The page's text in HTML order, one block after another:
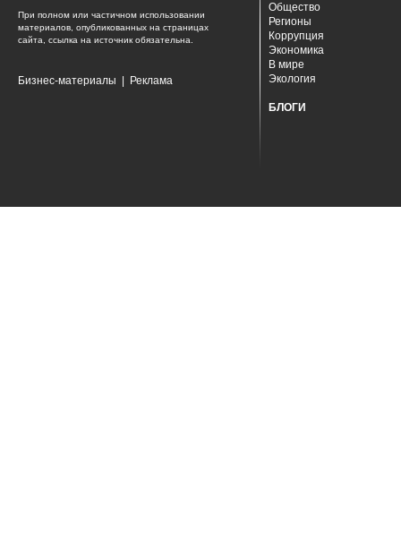
При полном или частичном использовании
материалов, опубликованных на страницах
сайта, ссылка на источник обязательна.
Бизнес-материалы Реклама
Общество
Регионы
Коррупция
Экономика
В мире
Экология
БЛОГИ